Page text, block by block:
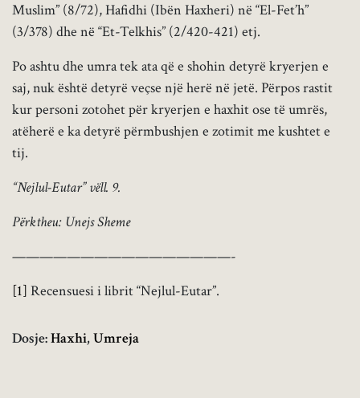
Muslim” (8/72), Hafidhi (Ibën Haxheri) në “El-Fet’h”
(3/378) dhe në “Et-Telkhis” (2/420-421) etj.
Po ashtu dhe umra tek ata që e shohin detyrë kryerjen e
saj, nuk është detyrë veçse një herë në jetë. Përpos rastit
kur personi zotohet për kryerjen e haxhit ose të umrës,
atëherë e ka detyrë përmbushjen e zotimit me kushtet e
tij.
“Nejlul-Eutar” vëll. 9.
Përktheu: Unejs Sheme
————————————————-
[1] Recensuesi i librit “Nejlul-Eutar”.
Dosje:Haxhi,Umreja